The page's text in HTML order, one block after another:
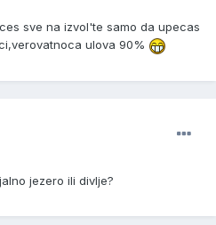
sve na izvol'te samo da upecas
ulova 90%
jezero ili divlje?